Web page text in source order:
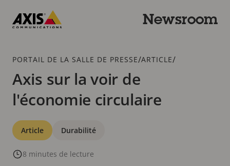
contenu
Newsroom
Fil
d'Ariane
PORTAIL DE LA SALLE DE PRESSE/ARTICLE/
Axis sur la voir de
l'économie circulaire
Catégories
Article Durabilité
8 minutes de lecture